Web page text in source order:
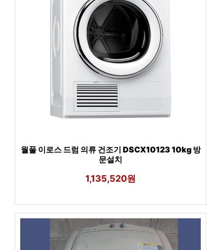
월풀 이로스 드럼 의류 건조기 DSCX10123 10kg 방
문설치
1,135,520원